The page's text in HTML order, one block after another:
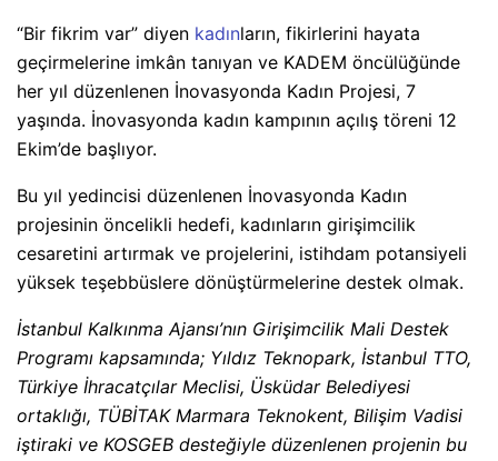
“Bir fikrim var” diyen kadınların, fikirlerini hayata
geçirmelerine imkân tanıyan ve KADEM öncülüğünde
her yıl düzenlenen İnovasyonda Kadın Projesi, 7
yaşında. İnovasyonda kadın kampının açılış töreni 12
Ekim’de başlıyor.
Bu yıl yedincisi düzenlenen İnovasyonda Kadın
projesinin öncelikli hedefi, kadınların girişimcilik
cesaretini artırmak ve projelerini, istihdam potansiyeli
yüksek teşebbüslere dönüştürmelerine destek olmak.
İstanbul Kalkınma Ajansı’nın Girişimcilik Mali Destek
Programı kapsamında; Yıldız Teknopark, İstanbul TTO,
Türkiye İhracatçılar Meclisi, Üsküdar Belediyesi
ortaklığı, TÜBİTAK Marmara Teknokent, Bilişim Vadisi
iştiraki ve KOSGEB desteğiyle düzenlenen projenin bu